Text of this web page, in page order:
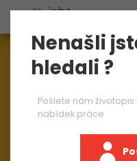
Aktuálně1545
Nenašli
hledali ?
Pošlete nám
nabídek práce